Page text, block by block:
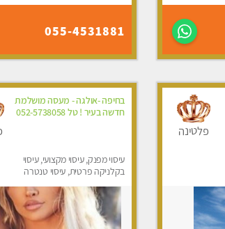
055-4531881
פלטינה
בחיפה -אולגה - מעסה מושלמת
חדשה בעיר ! טל 052-5738058
עיסוי מפנק, עיסוי מקצועי, עיסוי
בקלניקה פרטית, עיסוי טנטרה